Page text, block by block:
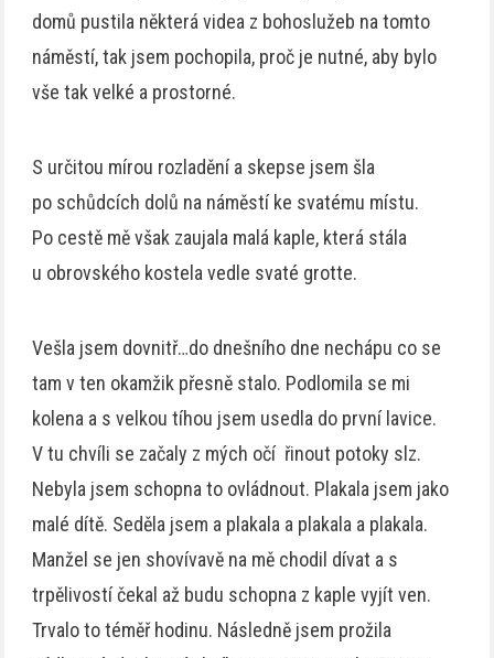
domů pustila některá videa z bohoslužeb na tomto
náměstí, tak jsem pochopila, proč je nutné, aby bylo
vše tak velké a prostorné.
S určitou mírou rozladění a skepse jsem šla
po schůdcích dolů na náměstí ke svatému místu.
Po cestě mě však zaujala malá kaple, která stála
u obrovského kostela vedle svaté grotte.
Vešla jsem dovnitř…do dnešního dne nechápu co se
tam v ten okamžik přesně stalo. Podlomila se mi
kolena a s velkou tíhou jsem usedla do první lavice.
V tu chvíli se začaly z mých očí řinout potoky slz.
Nebyla jsem schopna to ovládnout. Plakala jsem jako
malé dítě. Seděla jsem a plakala a plakala a plakala.
Manžel se jen shovívavě na mě chodil dívat a s
trpělivostí čekal až budu schopna z kaple vyjít ven.
Trvalo to téměř hodinu. Následně jsem prožila